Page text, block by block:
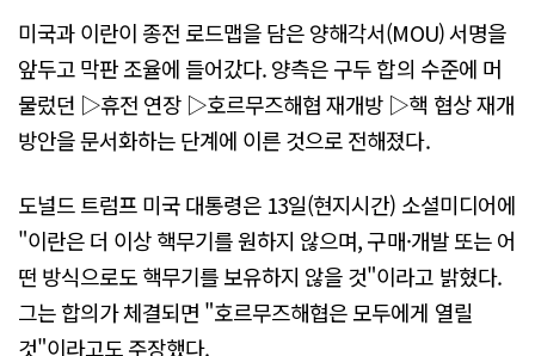
미국과 이란이 종전 로드맵을 담은 양해각서(MOU) 서명을
앞두고 막판 조율에 들어갔다. 양측은 구두 합의 수준에 머
물렀던 ▷휴전 연장 ▷호르무즈해협 재개방 ▷핵 협상 재개
방안을 문서화하는 단계에 이른 것으로 전해졌다.
도널드 트럼프 미국 대통령은 13일(현지시간) 소셜미디어에
"이란은 더 이상 핵무기를 원하지 않으며, 구매·개발 또는 어
떤 방식으로도 핵무기를 보유하지 않을 것"이라고 밝혔다.
그는 합의가 체결되면 "호르무즈해협은 모두에게 열릴
것"이라고도 주장했다.